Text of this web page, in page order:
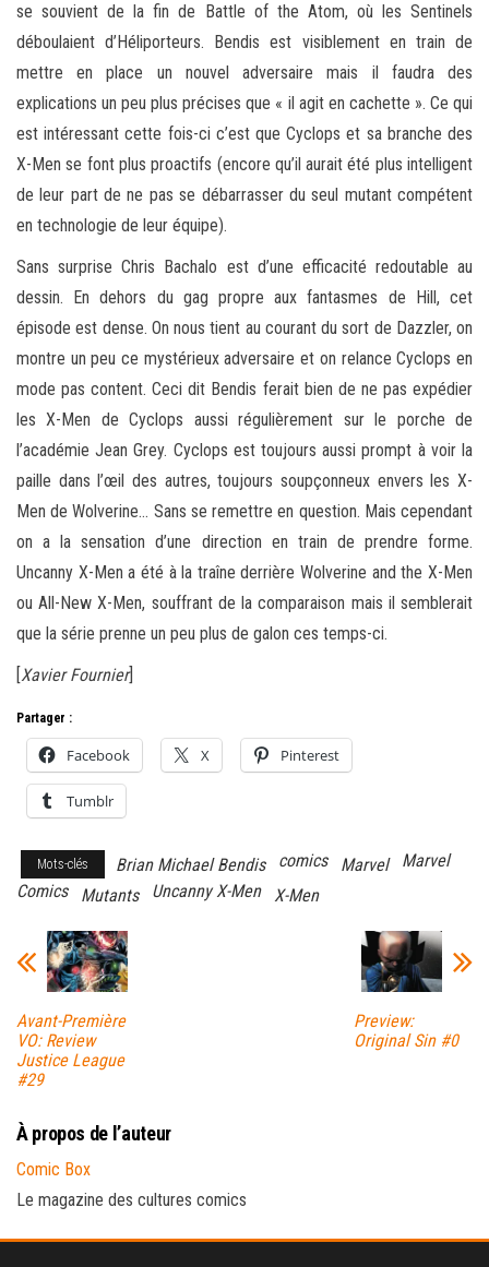
se souvient de la fin de Battle of the Atom, où les Sentinels
déboulaient d’Héliporteurs. Bendis est visiblement en train de
mettre en place un nouvel adversaire mais il faudra des
explications un peu plus précises que « il agit en cachette ». Ce qui
est intéressant cette fois-ci c’est que Cyclops et sa branche des
X-Men se font plus proactifs (encore qu’il aurait été plus intelligent
de leur part de ne pas se débarrasser du seul mutant compétent
en technologie de leur équipe).
Sans surprise Chris Bachalo est d’une efficacité redoutable au
dessin. En dehors du gag propre aux fantasmes de Hill, cet
épisode est dense. On nous tient au courant du sort de Dazzler, on
montre un peu ce mystérieux adversaire et on relance Cyclops en
mode pas content. Ceci dit Bendis ferait bien de ne pas expédier
les X-Men de Cyclops aussi régulièrement sur le porche de
l’académie Jean Grey. Cyclops est toujours aussi prompt à voir la
paille dans l’œil des autres, toujours soupçonneux envers les X-
Men de Wolverine… Sans se remettre en question. Mais cependant
on a la sensation d’une direction en train de prendre forme.
Uncanny X-Men a été à la traîne derrière Wolverine and the X-Men
ou All-New X-Men, souffrant de la comparaison mais il semblerait
que la série prenne un peu plus de galon ces temps-ci.
[Xavier Fournier]
Partager :
Facebook X Pinterest
Tumblr
Mots-clés Brian Michael Bendis comics Marvel
Marvel
Comics
Mutants Uncanny X-Men X-Men
Avant-Première
VO: Review
Justice League
#29
Preview:
Original Sin #0
À propos de l’auteur
Comic Box
Le magazine des cultures comics